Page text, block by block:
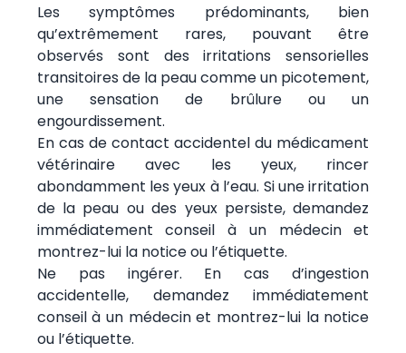
Les symptômes prédominants, bien
qu’extrêmement rares, pouvant être
observés sont des irritations sensorielles
transitoires de la peau comme un picotement,
une sensation de brûlure ou un
engourdissement.
En cas de contact accidentel du médicament
vétérinaire avec les yeux, rincer
abondamment les yeux à l’eau. Si une irritation
de la peau ou des yeux persiste, demandez
immédiatement conseil à un médecin et
montrez-lui la notice ou l’étiquette.
Ne pas ingérer. En cas d’ingestion
accidentelle, demandez immédiatement
conseil à un médecin et montrez-lui la notice
ou l’étiquette.